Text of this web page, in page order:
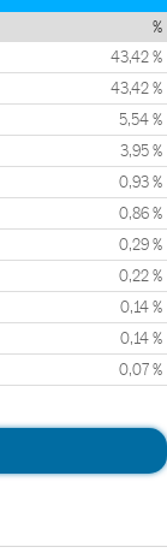
%
43,42 %
43,42 %
5,54 %
3,95 %
0,93 %
0,86 %
0,29 %
0,22 %
0,14 %
0,14 %
0,07 %